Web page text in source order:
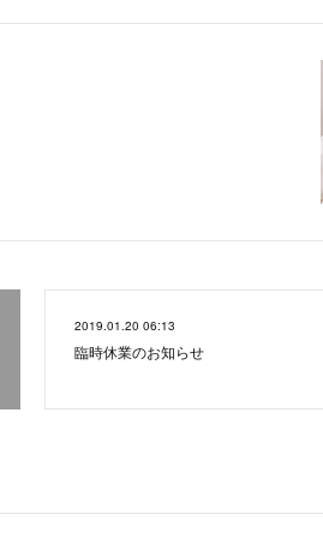
2019.01.20 06:13
臨時休業のお知らせ